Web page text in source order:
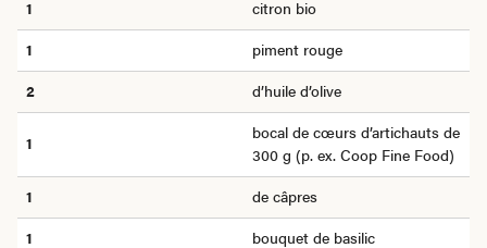
1
citron bio
1
piment rouge
2
d’huile d’olive
1
bocal de cœurs d’artichauts de
300 g (p. ex. Coop Fine Food)
1
de câpres
1
bouquet de basilic